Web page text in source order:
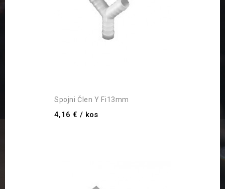
Spojni Člen Y Fi13mm
4,16 € / kos